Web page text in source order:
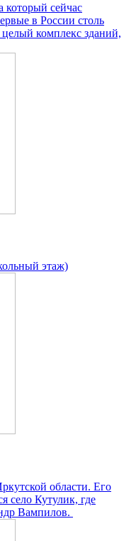
который сейчас
в России столь
комплекс зданий,
этаж)
области. Его
село Кутулик, где
Вампилов.